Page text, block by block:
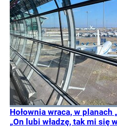
Hołownia wraca, w planach
„On lubi władzę, tak mi się